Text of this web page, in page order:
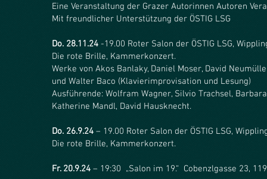
Eine Veranstaltung der Grazer Autorinnen Autoren
Mit freundlicher Unterstützung der ÖSTIG LSG
Do. 28.11.24 -19.00 Roter Salon der ÖSTIG LSG,
Die rote Brille, Kammerkonzert.
Werke von Akos Banlaky, Daniel Moser, David
und Walter Baco (Klavierimprovisation und Lesung)
Ausführende: Wolfram Wagner, Silvio Trachsel,
Katherine Mandl, David Hausknecht.
Do. 26.9.24 – 19.00 Roter Salon der ÖSTIG LSG,
Die rote Brille, Kammerkonzert.
Fr. 20.9.24 – 19:30 „Salon im 19.“ Cobenzlgasse 23,